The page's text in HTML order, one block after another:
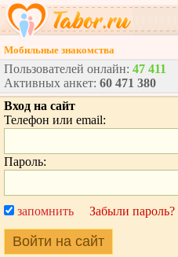
Мобильные знакомства
Пользователей онлайн: 47 411
Активных анкет: 60 471 380
Вход на сайт
Телефон или email:
Пароль:
запомнить Забыли пароль?
Войти на сайт